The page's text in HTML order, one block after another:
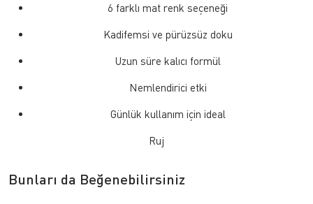
6 farklı mat renk seçeneği
Kadifemsi ve pürüzsüz doku
Uzun süre kalıcı formül
Nemlendirici etki
Günlük kullanım için ideal
Ruj
Bunları da Beğenebilirsiniz